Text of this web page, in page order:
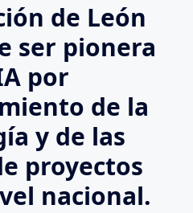
de León
ser pionera
por
de la
y de las
proyectos
nacional.